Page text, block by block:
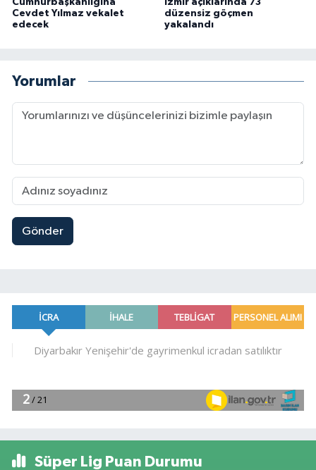
Cumhurbaşkanlığına
Cevdet Yılmaz vekalet
edecek
İzmir açıklarında 73
düzensiz göçmen
yakalandı
Yorumlar
Gönder
Süper Lig Puan Durumu